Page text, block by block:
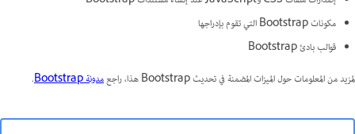
مكونات Bootstrap التي تقوم بإدراجها
قوالب بادئ Bootstrap
لمزيد من المعلومات حول الميزات المضمنة في تحديث Bootstrap هذا، راجع
مدونة Bootstrap .